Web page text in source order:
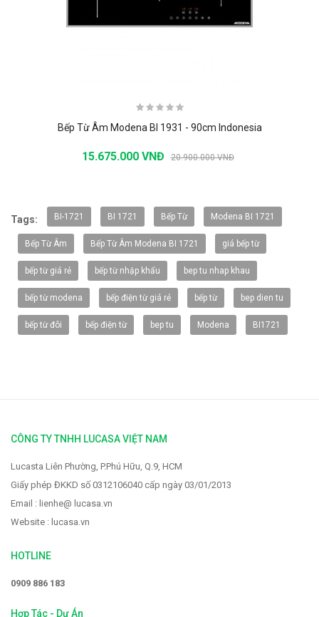
Bếp Từ Âm Modena BI 1931 - 90cm Indonesia
15.675.000 VNĐ 20.900.000 VNĐ
-20%
Tags: BI-1721 BI 1721 Bếp Từ Modena BI 1721
Bếp Từ Âm Bếp Từ Âm Modena BI 1721 giá bếp từ
bếp từ giá rẻ bếp từ nhập khẩu bep tu nhap khau
bếp từ modena bếp điện từ giá rẻ bếp từ bep dien tu
bếp từ đôi bếp điện từ bep tu Modena BI1721
CÔNG TY TNHH LUCASA VIỆT NAM
Lucasta Liên Phường, P.Phú Hữu, Q.9, HCM
Giấy phép ĐKKD số 0312106040 cấp ngày 03/01/2013
Email : lienhe@ lucasa.vn
Website : lucasa.vn
HOTLINE
0909 886 183
Hợp Tác - Dự Án